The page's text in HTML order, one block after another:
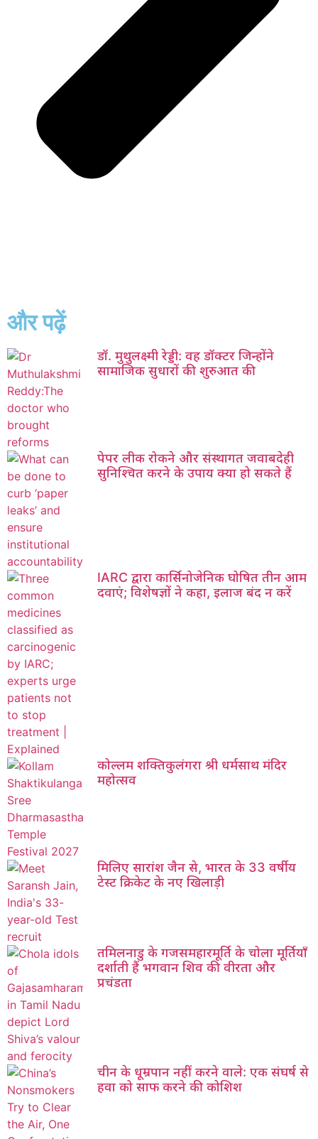
और पढ़ें
डॉ. मुथुलक्ष्मी रेड्डी: वह डॉक्टर जिन्होंने
सामाजिक सुधारों की शुरुआत की
पेपर लीक रोकने और संस्थागत जवाबदेही
सुनिश्चित करने के उपाय क्या हो सकते हैं
IARC द्वारा कार्सिनोजेनिक घोषित तीन आम
दवाएं; विशेषज्ञों ने कहा, इलाज बंद न करें
कोल्लम शक्तिकुलंगरा श्री धर्मसाथ मंदिर
महोत्सव
मिलिए सारांश जैन से, भारत के 33 वर्षीय
टेस्ट क्रिकेट के नए खिलाड़ी
तमिलनाडु के गजसमहारमूर्ति के चोला मूर्तियाँ
दर्शाती हैं भगवान शिव की वीरता और
प्रचंडता
चीन के धूम्रपान नहीं करने वाले: एक संघर्ष से
हवा को साफ करने की कोशिश